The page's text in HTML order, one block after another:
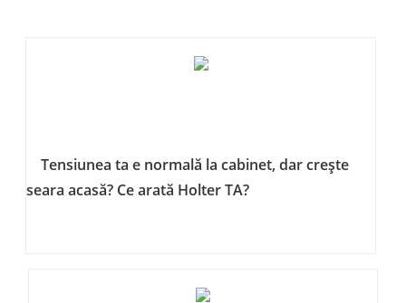
Tensiunea ta e normală la cabinet, dar crește
seara acasă? Ce arată Holter TA?